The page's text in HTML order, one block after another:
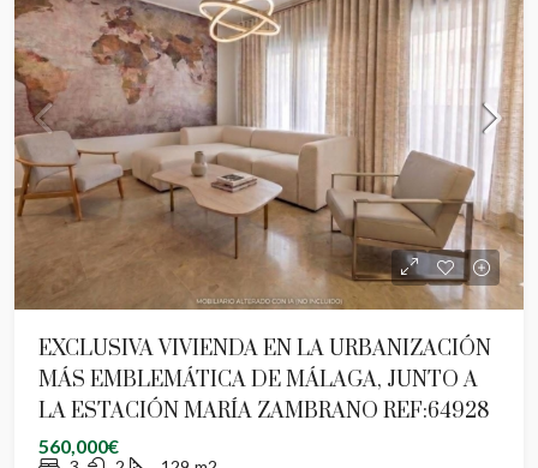
EXCLUSIVA VIVIENDA EN LA URBANIZACIÓN
MÁS EMBLEMÁTICA DE MÁLAGA, JUNTO A
LA ESTACIÓN MARÍA ZAMBRANO REF:64928
560,000€